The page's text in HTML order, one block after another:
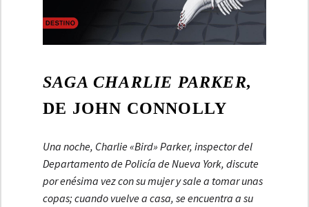
SAGA CHARLIE PARKER,
DE JOHN CONNOLLY
Una noche, Charlie «Bird» Parker, inspector del
Departamento de Policía de Nueva York, discute
por enésima vez con su mujer y sale a tomar unas
copas; cuando vuelve a casa, se encuentra a su